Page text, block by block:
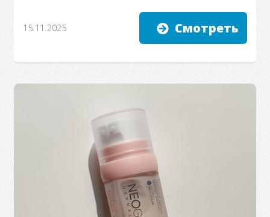
15.11.2025 Смотреть